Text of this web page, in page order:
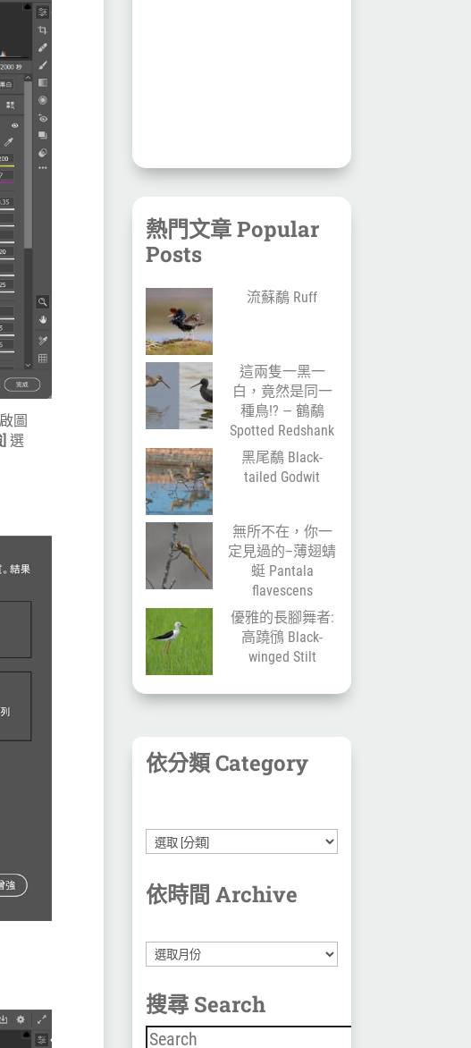
圖
選
熱門文章 Popular
Posts
流蘇鷸 Ruff
這兩隻一黑一
白，竟然是同一
種鳥!? — 鶴鷸
Spotted Redshank
黑尾鷸 Black-
tailed Godwit
無所不在，你一
定見過的–薄翅蜻
蜓 Pantala
flavescens
優雅的長腳舞者:
高蹺鴴 Black-
winged Stilt
依分類 Category
依時間 Archive
彙
整
搜尋 Search
搜尋